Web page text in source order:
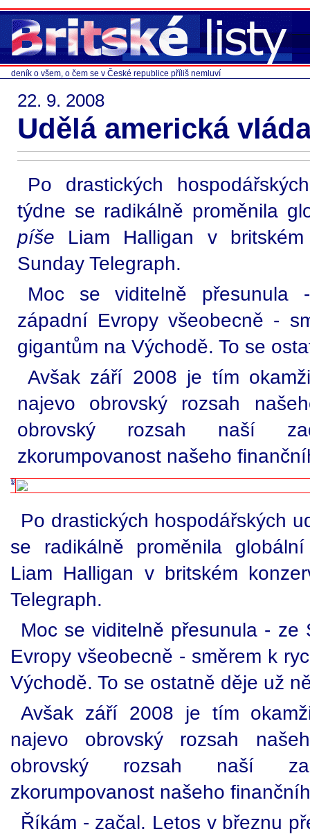
deník o všem, o čem se v České republice příliš nemluví
22. 9. 2008
Udělá americká
Po drastických
týdne se radikálně proměnila
píše Liam Halligan v
Sunday Telegraph.
Moc se viditelně
západní Evropy všeobecně -
gigantům na Východě. To se
Avšak září 2008 je tím
najevo obrovský rozsah
obrovský rozsah naší
zkorumpovanost našeho
Po drastických hospodářských
se radikálně proměnila
Liam Halligan v britském
Telegraph.
Moc se viditelně přesunula -
Evropy všeobecně - směrem k
Východě. To se ostatně děje už
Avšak září 2008 je tím
najevo obrovský rozsah
obrovský rozsah naší
zkorumpovanost našeho
Říkám - začal. Letos v březnu